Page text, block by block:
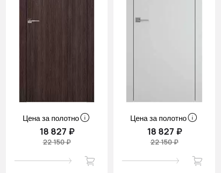
Цена за полотно
18 827 ₽
22 150 ₽
Цена за полотно
18 827 ₽
22 150 ₽